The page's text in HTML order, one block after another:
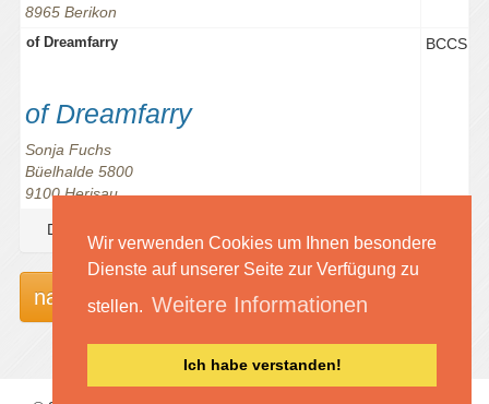
Wir verwenden Cookies um Ihnen besondere
Dienste auf unserer Seite zur Verfügung zu
stellen. Weitere Informationen
Ich habe verstanden!
8965 Berikon
of Dreamfarry
of Dreamfarry
Sonja Fuchs
Büelhalde 5800
9100 Herisau
BCCS
Datensätze 1 bis 43 von 43
nach oben